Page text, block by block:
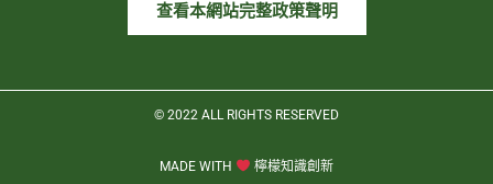
查看本網站完整政策聲明
© 2022 ALL RIGHTS RESERVED​
MADE WITH 檸檬知識創新